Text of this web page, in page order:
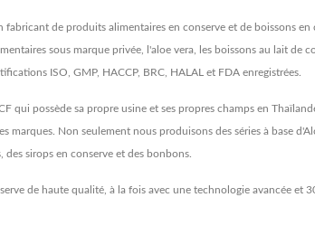
de produits alimentaires en conserve et de boissons
sous marque privée, l'aloe vera, les boissons au lait de
ISO, GMP, HACCP, BRC, HALAL et FDA enregistrées.
qui possède sa propre usine et ses propres champs en
marques. Non seulement nous produisons des séries à base
sirops en conserve et des bonbons.
de haute qualité, à la fois avec une technologie avancée et